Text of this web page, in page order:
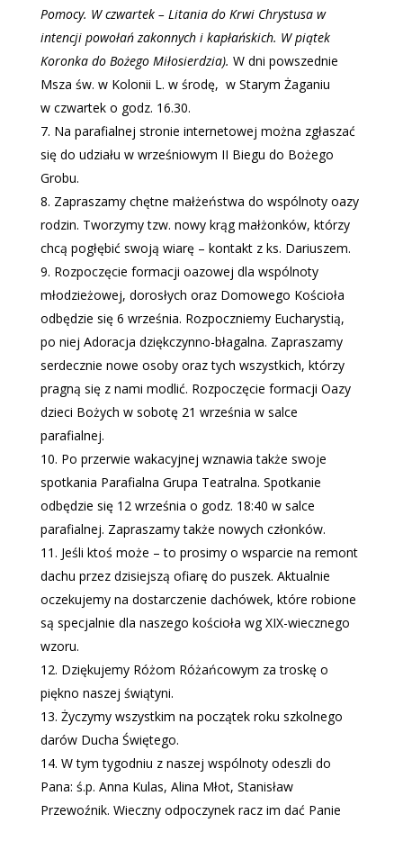
Pomocy. W czwartek – Litania do Krwi Chrystusa w
intencji powołań zakonnych i kapłańskich. W piątek
Koronka do Bożego Miłosierdzia). W dni powszednie
Msza św. w Kolonii L. w środę, w Starym Żaganiu
w czwartek o godz. 16.30.
Na parafialnej stronie internetowej można zgłaszać
się do udziału w wrześniowym II Biegu do Bożego
Grobu.
Zapraszamy chętne małżeństwa do wspólnoty oazy
rodzin. Tworzymy tzw. nowy krąg małżonków, którzy
chcą pogłębić swoją wiarę – kontakt z ks. Dariuszem.
Rozpoczęcie formacji oazowej dla wspólnoty
młodzieżowej, dorosłych oraz Domowego Kościoła
odbędzie się 6 września. Rozpoczniemy Eucharystią,
po niej Adoracja dziękczynno-błagalna. Zapraszamy
serdecznie nowe osoby oraz tych wszystkich, którzy
pragną się z nami modlić. Rozpoczęcie formacji Oazy
dzieci Bożych w sobotę 21 września w salce
parafialnej.
Po przerwie wakacyjnej wznawia także swoje
spotkania Parafialna Grupa Teatralna. Spotkanie
odbędzie się 12 września o godz. 18:40 w salce
parafialnej. Zapraszamy także nowych członków.
Jeśli ktoś może – to prosimy o wsparcie na remont
dachu przez dzisiejszą ofiarę do puszek. Aktualnie
oczekujemy na dostarczenie dachówek, które robione
są specjalnie dla naszego kościoła wg XIX-wiecznego
wzoru.
Dziękujemy Różom Różańcowym za troskę o
piękno naszej świątyni.
Życzymy wszystkim na początek roku szkolnego
darów Ducha Świętego.
W tym tygodniu z naszej wspólnoty odeszli do
Pana: ś.p. Anna Kulas, Alina Młot, Stanisław
Przewoźnik. Wieczny odpoczynek racz im dać Panie